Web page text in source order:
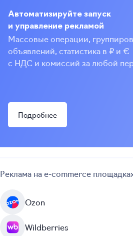
Автоматизируйте запуск
и управление рекламой
Массовые операции,
объявлений, статистика в ₽ и €
с НДС и комиссий за любой
Подробнее
Реклама на e-commerce
Ozon
Wildberries